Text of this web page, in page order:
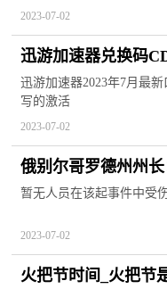
2023-07-02
迅游加速器兑换码
日看点
迅游加速器2023年7月最
写的激活
2023-07-02
俄别尔哥罗德州州
暂无人员在该起事件中受
2023-07-02
火把节时间_火把节